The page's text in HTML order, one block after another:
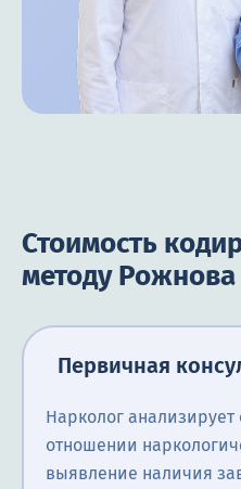
Стоимость
методу
Первичная
Нарколог анализирует
отношении
выявление наличия